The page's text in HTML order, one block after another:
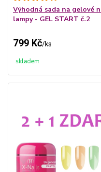
Výhodná sada na gelové
lampy - GEL START č.2
799 Kč/ks
skladem